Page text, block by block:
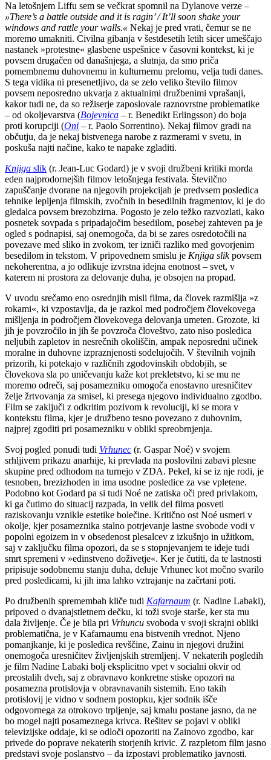
Na letošnjem Liffu sem se večkrat spomnil na Dylanove verze –
»There’s a battle outside and it is ragin’ / It’ll soon shake your
windows and rattle your walls.« Nekaj je pred vrati, čemur se ne
moremo umakniti. Civilna gibanja v šestdesetih letih sicer umeščajo
nastanek »protestne« glasbene uspešnice v časovni kontekst, ki je
povsem drugačen od današnjega, a slutnja, da smo priča
pomembnemu duhovnemu in kulturnemu prelomu, velja tudi danes.
S tega vidika ni presenetljivo, da se zelo veliko število filmov
povsem neposredno ukvarja z aktualnimi družbenimi vprašanji,
kakor tudi ne, da so režiserje zaposlovale raznovrstne problematike
– od okoljevarstva (Bojevnica – r. Benedikt Erlingsson) do boja
proti korupciji (Oni – r. Paolo Sorrentino). Nekaj filmov gradi na
občutju, da je nekaj bistvenega narobe z razmerami v svetu, in
poskuša najti načine, kako te napake zgladiti.
Knjiga slik (r. Jean-Luc Godard) je v svoji družbeni kritiki morda
eden najprodornejših filmov letošnjega festivala. Številčno
zapuščanje dvorane na njegovih projekcijah je predvsem posledica
tehnike lepljenja filmskih, zvočnih in besedilnih fragmentov, ki je do
gledalca povsem brezobzirna. Pogosto je zelo težko razvozlati, kako
posnetek sovpada s pripadajočim besedilom, posebej zahteven pa je
ogled s podnapisi, saj onemogoča, da bi se zares osredotočili na
povezave med sliko in zvokom, ter izniči razliko med govorjenim
besedilom in tekstom. V pripovednem smislu je Knjiga slikpovsem
nekoherentna, a jo odlikuje izvrstna idejna enotnost – svet, v
katerem ni prostora za delovanje duha, je obsojen na propad.
V uvodu srečamo eno osrednjih misli filma, da človek razmišlja »z
rokami«, ki vzpostavlja, da je razkol med področjem človekovega
mišljenja in področjem človekovega delovanja umeten. Grozote, ki
jih je povzročilo in jih še povzroča človeštvo, zato niso posledica
neljubih zapletov in nesrečnih okoliščin, ampak neposredni učinek
moralne in duhovne izpraznjenosti sodelujočih. V številnih vojnih
prizorih, ki potekajo v različnih zgodovinskih obdobjih, se
človekova sla po uničevanju kaže kot prekletstvo, ki se mu ne
moremo odreči, saj posamezniku omogoča enostavno uresničitev
želje žrtvovanja za smisel, ki presega njegovo individualno zgodbo.
Film se zaključi z odkritim pozivom k revoluciji, ki se mora v
kontekstu filma, kjer je družbeno tesno povezano z duhovnim,
najprej zgoditi pri posamezniku v obliki spreobrnjenja.
Svoj pogled ponudi tudi Vrhunec (r. Gaspar Noé) v svojem
srhljivem prikazu anarhije, ki prevlada na poslovilni zabavi plesne
skupine pred odhodom na turnejo v ZDA. Pekel, ki se iz nje rodi, je
tesnoben, brezizhoden in ima usodne posledice za vse vpletene.
Podobno kot Godard pa si tudi Noé ne zatiska oči pred privlakom,
ki ga čutimo do situacij razpada, in velik del filma posveti
raziskovanju vznikle estetike bolečine. Kritično ost Noé usmeri v
okolje, kjer posameznika stalno potrjevanje lastne svobode vodi v
popolni egoizem in v obsedenost plesalcev z izkušnjo in užitkom,
saj v zaključku filma opozori, da se s stopnjevanjem te ideje tudi
smrt spremeni v »edinstveno doživetje«. Ker je čutiti, da te lastnosti
pripisuje sodobnemu stanju duha, deluje Vrhunec kot močno svarilo
pred posledicami, ki jih ima lahko vztrajanje na začrtani poti.
Po družbenih spremembah kliče tudi Kafarnaum (r. Nadine Labaki),
pripoved o dvanajstletnem dečku, ki toži svoje starše, ker sta mu
dala življenje. Če je bila pri Vrhuncu svoboda v svoji skrajni obliki
problematična, je v Kafarnaumu ena bistvenih vrednot. Njeno
pomanjkanje, ki je posledica revščine, Zainu in njegovi družini
onemogoča uresničitev življenjskih stremljenj. V nekaterih pogledih
je film Nadine Labaki bolj eksplicitno vpet v socialni okvir od
preostalih dveh, saj z obravnavo konkretne stiske opozori na
posamezna protislovja v obravnavanih sistemih. Eno takih
protislovij je vidno v sodnem postopku, kjer sodnik išče
odgovornega za otrokovo trpljenje, saj kmalu postane jasno, da ne
bo mogel najti posameznega krivca. Rešitev se pojavi v obliki
televizijske oddaje, ki se odloči opozoriti na Zainovo zgodbo, kar
privede do poprave nekaterih storjenih krivic. Z razpletom film jasno
predstavi svoje poslanstvo – da izpostavi problematiko javnosti.